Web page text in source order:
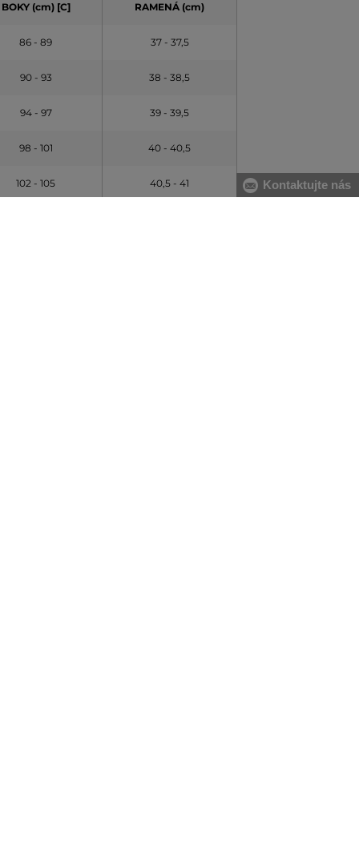
BOKY (cm) [C] RAMENÁ (cm)
86 - 89 37 - 37,5
90 - 93 38 - 38,5
94 - 97 39 - 39,5
98 - 101 40 - 40,5
102 - 105 40,5 - 41 Kontaktujte nás